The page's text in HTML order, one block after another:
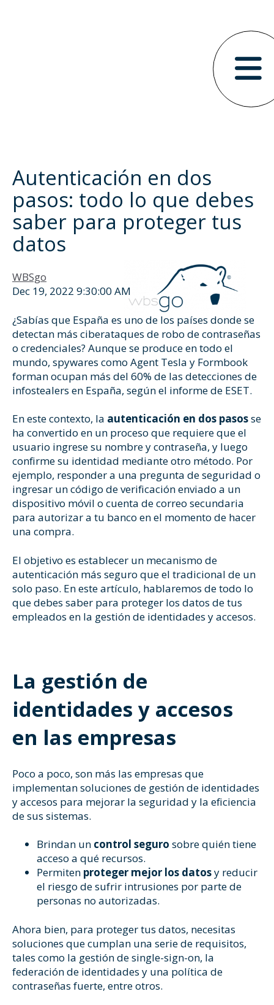
Autenticación en dos
pasos: todo lo que debes
saber para proteger tus
datos
WBSgo
Dec 19, 2022 9:30:00 AM
¿Sabías que España es uno de los países donde se
detectan más ciberataques de robo de contraseñas
o credenciales? Aunque se produce en todo el
mundo, spywares como Agent Tesla y Formbook
forman ocupan más del 60% de las detecciones de
infostealers en España, según el informe de ESET.
En este contexto, la autenticación en dos pasosse
ha convertido en un proceso que requiere que el
usuario ingrese su nombre y contraseña, y luego
confirme su identidad mediante otro método. Por
ejemplo, responder a una pregunta de seguridad o
ingresar un código de verificación enviado a un
dispositivo móvil o cuenta de correo secundaria
para autorizar a tu banco en el momento de hacer
una compra.
El objetivo es establecer un mecanismo de
autenticación más seguro que el tradicional de un
solo paso. En este artículo, hablaremos de todo lo
que debes saber para proteger los datos de tus
empleados en la gestión de identidades y accesos.
La gestión de
identidades y accesos
en las empresas
Poco a poco, son más las empresas que
implementan soluciones de gestión de identidades
y accesos para mejorar la seguridad y la eficiencia
de sus sistemas.
Brindan un control seguro sobre quién tiene
acceso a qué recursos.
Permiten proteger mejor los datosy reducir
el riesgo de sufrir intrusiones por parte de
personas no autorizadas.
Ahora bien, para proteger tus datos, necesitas
soluciones que cumplan una serie de requisitos,
tales como la gestión de single-sign-on, la
federación de identidades y una política de
contraseñas fuerte, entre otros.